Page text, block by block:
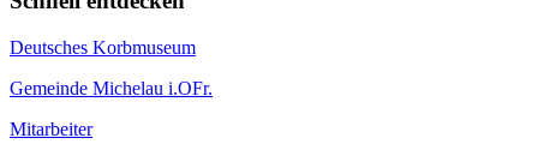
Deutsches Korbmuseum
Gemeinde Michelau i.OFr.
Mitarbeiter